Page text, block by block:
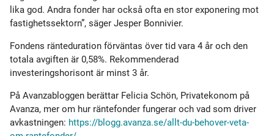
lika god. Andra fonder har också ofta en stor exponering mot
fastighetssektorn”, säger Jesper Bonnivier.
Fondens ränteduration förväntas över tid vara 4 år och den
totala avgiften är 0,58%. Rekommenderad
investeringshorisont är minst 3 år.
På Avanzabloggen berättar Felicia Schön, Privatekonom på
Avanza, mer om hur räntefonder fungerar och vad som driver
avkastningen: https://blogg.avanza.se/allt-du-behover-veta-